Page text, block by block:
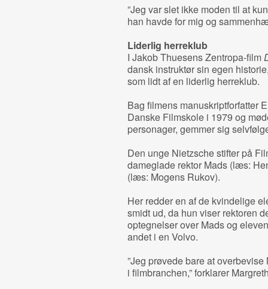
”Jeg var slet ikke moden til at
han havde for mig og
Liderlig herreklub
I Jakob Thuesens Zentropa-film
dansk instruktør sin egen
som lidt af en liderlig herreklub.
Bag filmens manuskriptforfatter
Danske Filmskole i 1979 og
personager, gemmer sig
Den unge Nietzsche stifter på
dameglade rektor Mads (læs:
(læs: Mogens Rukov).
Her redder en af de kvindelige
smidt ud, da hun viser rektoren
optegnelser over Mads og
andet i en Volvo.
”Jeg prøvede bare at
i filmbranchen,” forklarer